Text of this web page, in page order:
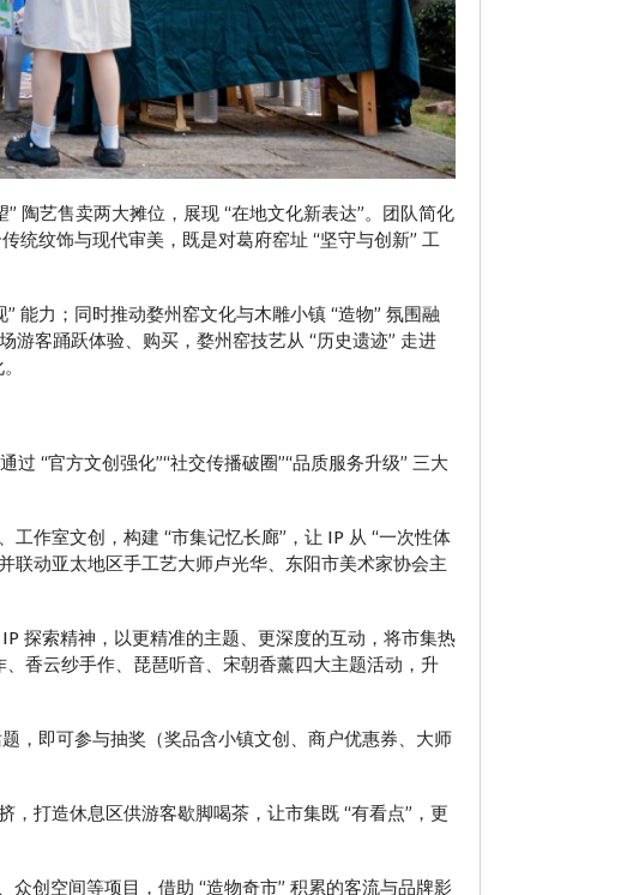
陶艺售卖两大摊位，展现 “在地文化新表达”。团队简化
统纹饰与现代审美，既是对葛府窑址 “坚守与创新” 工
能力；同时推动婺州窑文化与木雕小镇 “造物” 氛围融
客踊跃体验、购买，婺州窑技艺从 “历史遗迹” 走进
“官方文创强化”“社交传播破圈”“品质服务升级” 三大
作室文创，构建 “市集记忆长廊”，让 IP 从 “一次性体
联动亚太地区手工艺大师卢光华、东阳市美术家协会主
探索精神，以更精准的主题、更深度的互动，将市集热
香云纱手作、琵琶听音、宋朝香薰四大主题活动，升
，即可参与抽奖（奖品含小镇文创、商户优惠券、大师
打造休息区供游客歇脚喝茶，让市集既 “有看点”，更
创空间等项目，借助 “造物奇市” 积累的客流与品牌影